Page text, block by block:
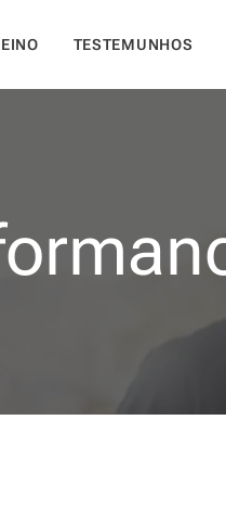
TESTEMUNHOS